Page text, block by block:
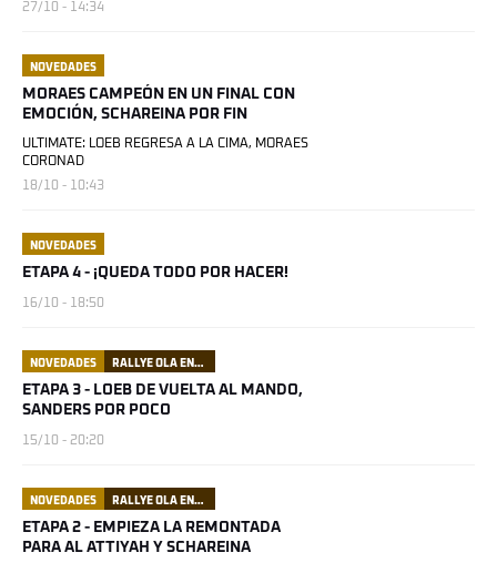
27/10 - 14:34
NOVEDADES
MORAES CAMPEÓN EN UN FINAL CON
EMOCIÓN, SCHAREINA POR FIN
ULTIMATE: LOEB REGRESA A LA CIMA, MORAES
CORONAD
18/10 - 10:43
NOVEDADES
ETAPA 4 - ¡QUEDA TODO POR HACER!
16/10 - 18:50
NOVEDADES RALLYE OLA ENERGY DU MAROC
ETAPA 3 - LOEB DE VUELTA AL MANDO,
SANDERS POR POCO
15/10 - 20:20
NOVEDADES RALLYE OLA ENERGY DU MAROC
ETAPA 2 - EMPIEZA LA REMONTADA
PARA AL ATTIYAH Y SCHAREINA